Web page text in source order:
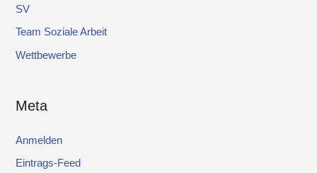
SV
Team Soziale Arbeit
Wettbewerbe
Meta
Anmelden
Eintrags-Feed